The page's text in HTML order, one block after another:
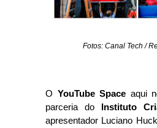
Fotos: Canal Tech /
O YouTube Space aqui
parceria do Instituto
apresentador Luciano